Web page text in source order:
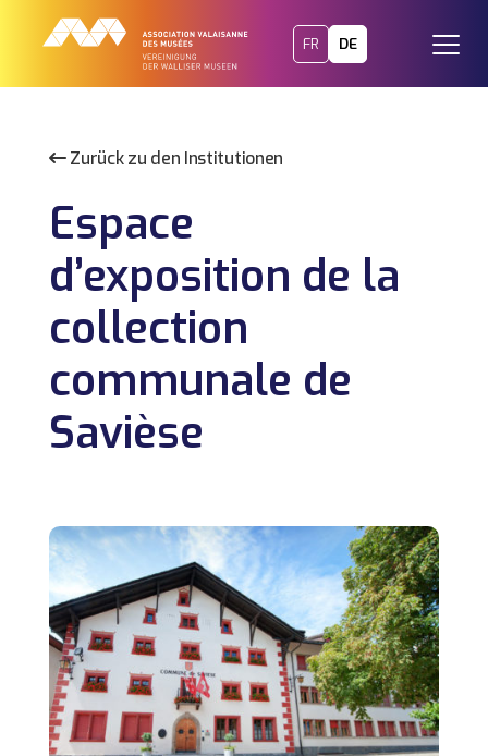
FR DE
Zurück zu den Institutionen
Espace
d’exposition de la
collection
communale de
Savièse